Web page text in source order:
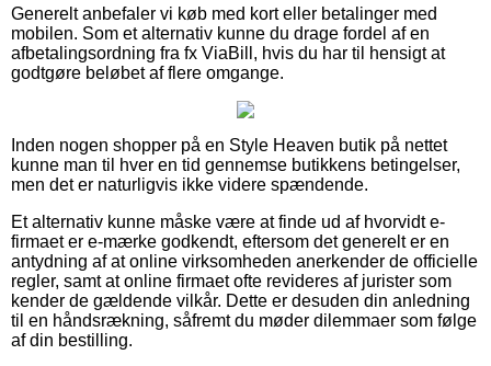
Generelt anbefaler vi køb med kort eller betalinger med
mobilen. Som et alternativ kunne du drage fordel af en
afbetalingsordning fra fx ViaBill, hvis du har til hensigt at
godtgøre beløbet af flere omgange.
Inden nogen shopper på en Style Heaven butik på nettet
kunne man til hver en tid gennemse butikkens betingelser,
men det er naturligvis ikke videre spændende.
Et alternativ kunne måske være at finde ud af hvorvidt e-
firmaet er e-mærke godkendt, eftersom det generelt er en
antydning af at online virksomheden anerkender de officielle
regler, samt at online firmaet ofte revideres af jurister som
kender de gældende vilkår. Dette er desuden din anledning
til en håndsrækning, såfremt du møder dilemmaer som følge
af din bestilling.